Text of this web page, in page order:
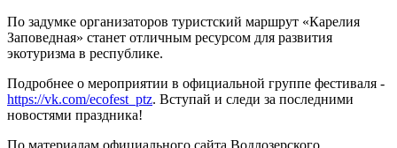
По задумке организаторов туристский маршрут «Карелия
Заповедная» станет отличным ресурсом для развития
экотуризма в республике.
Подробнее о мероприятии в официальной группе фестиваля -
https://vk.com/ecofest_ptz. Вступай и следи за последними
новостями праздника!
По материалам официального сайта Водлозерского